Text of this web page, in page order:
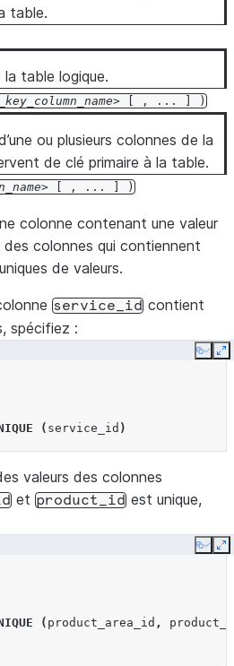
table.
table logique.
, ... )
ou plusieurs colonnes de la
de clé primaire à la table.
, ... )
colonne contenant une valeur
des colonnes qui contiennent
de valeurs.
service_id contient
spécifiez :
Copy
( service_id )
valeurs des colonnes
et product_id est unique,
Copy
( product_area_id ,